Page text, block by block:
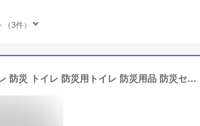
3件）
【楽天1位】【最新の半永久保存】 100回分 非常用トイレ 防災 トイレ 防災用トイレ 防災用品 防災セット 防災グッズ 災害用トイレ 災害トイレ 非常トイレ 簡易トイレ 携帯トイレ 携帯用トイレ 非常用持ち出し袋 大便 小便 災害 備蓄 地震 震災 凝固剤 保存食 非常食 防災食